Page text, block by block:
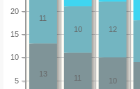
5
10
15
20
10
11
13
12
10
11